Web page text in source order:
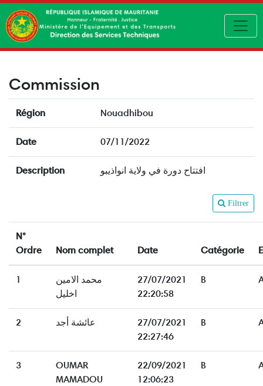
Commission
Région Nouadhibou
Date 07/11/2022
Description افتتاح دورة في ولاية انواذيبو
Filtrer
N°
Ordre
Nom complet Date Catégorie
1
محمد الامين
اخليل
27/07/2021
22:20:58
B
2 عائشة أجد
27/07/2021
22:27:46
B
3
OUMAR
MAMADOU
22/09/2021
12:06:23
B